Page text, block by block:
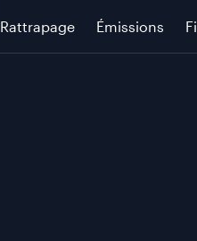
Rattrapage Émissions